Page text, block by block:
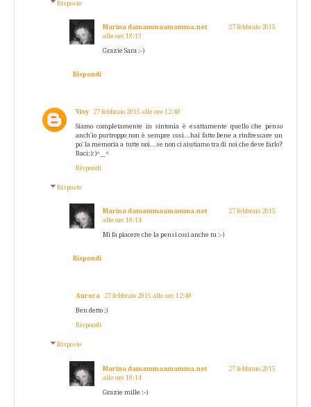
Risposte
Marina damammaamamma.net
27 febbraio 2015
alle ore 18:13
Grazie Sara :-)
Rispondi
Vivy 27 febbraio 2015 alle ore 12:48
Siamo completamente in sintonia è esattamente quello che penso
anch'io purtroppo non è sempre così...hai fatto bene a rinfrescare un
po' la memoria a tutte noi...se non ci aiutiamo tra di noi che deve farlo?
Baci:):)^__^
Rispondi
Risposte
Marina damammaamamma.net
27 febbraio 2015
alle ore 18:14
Mi fa piacere che la pensi cosi anche tu :-)
Rispondi
Aurora 27 febbraio 2015 alle ore 12:48
Ben detto ;)
Rispondi
Risposte
Marina damammaamamma.net
27 febbraio 2015
alle ore 18:14
Grazie mille :-)